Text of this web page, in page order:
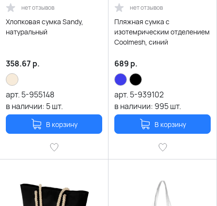
нет отзывов
Хлопковая сумка Sandy,
натуральный
358.67 р.
арт. 5-955148
в наличии: 5шт.
В корзину
нет отзывов
Пляжная сумка с
изотемрическим отделением
Coolmesh, синий
689 р.
арт. 5-939102
в наличии: 995шт.
В корзину